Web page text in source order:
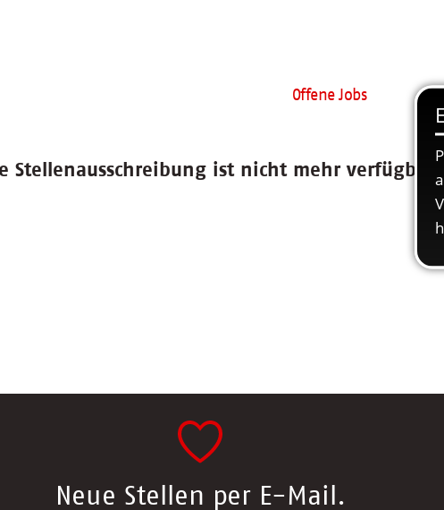
Offene Jobs
Stellenausschreibung ist nicht mehr verfügbar.
Neue Stellen per E-Mail.